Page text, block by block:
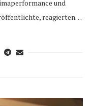
und
reagierten…